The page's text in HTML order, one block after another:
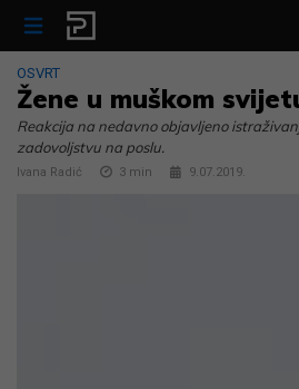
Skip to content
OSVRT
Žene u muškom
Reakcija na nedavno objavljeno
zadovoljstvu na poslu.
Ivana Radić 3 min 9.07.2019.